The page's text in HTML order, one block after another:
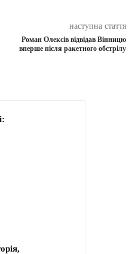
наступна стаття
Роман Олексів відвідав Вінницю
вперше після ракетного обстрілу